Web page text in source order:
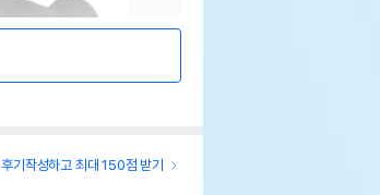
후기작성하고 최대 150점 받기